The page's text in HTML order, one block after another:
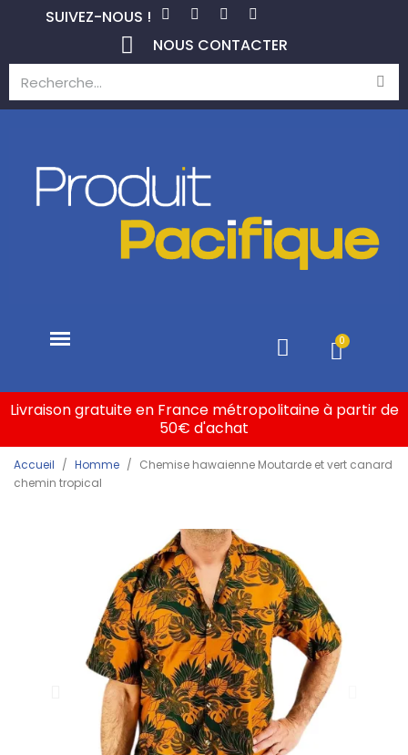
SUIVEZ-NOUS !
NOUS CONTACTER
Livraison gratuite en France métropolitaine à partir de
50€ d'achat
Accueil Homme
Chemise hawaienne Moutarde et vert canard
chemin tropical